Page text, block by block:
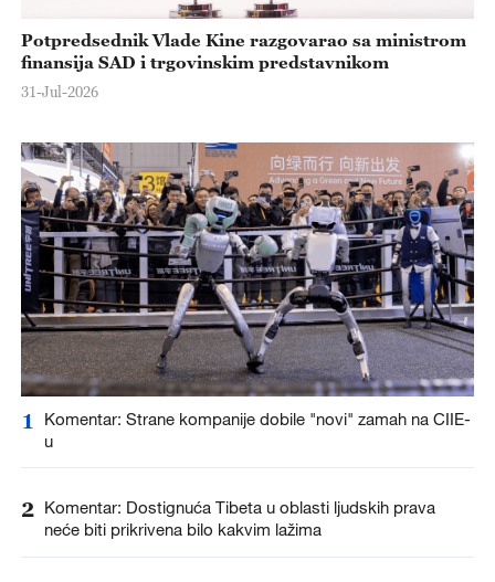
Potpredsednik Vlade Kine razgovarao sa ministrom
finansija SAD i trgovinskim predstavnikom
31-Jul-2026
1
Komentar: Strane kompanije dobile "novi" zamah na CIIE-
u
2 Komentar: Dostignuća Tibeta u oblasti ljudskih prava
neće biti prikrivena bilo kakvim lažima